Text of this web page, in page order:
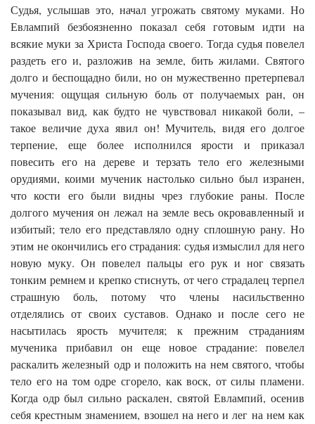
Судья, услышав это, начал угрожать святому муками. Но
Евлампий безбоязненно показал себя готовым идти на
всякие муки за Христа Господа своего. Тогда судья повелел
раздеть его и, разложив на земле, бить жилами. Святого
долго и беспощадно били, но он мужественно претерпевал
мучения: ощущая сильную боль от получаемых ран, он
показывал вид, как будто не чувствовал никакой боли, –
такое величие духа явил он! Мучитель, видя его долгое
терпение, еще более исполнился ярости и приказал
повесить его на дереве и терзать тело его железными
орудиями, коими мученик настолько сильно был изранен,
что кости его были видны чрез глубокие раны. После
долгого мучения он лежал на земле весь окровавленный и
избитый; тело его представляло одну сплошную рану. Но
этим не окончились его страдания: судья измыслил для него
новую муку. Он повелел пальцы его рук и ног связать
тонким ремнем и крепко стиснуть, от чего страдалец терпел
страшную боль, потому что члены насильственно
отделялись от своих суставов. Однако и после сего не
насытилась ярость мучителя; к прежним страданиям
мученика прибавил он еще новое страдание: повелел
раскалить железный одр и положить на нем святого, чтобы
тело его на том одре сгорело, как воск, от силы пламени.
Когда одр был сильно раскален, святой Евлампий, осенив
себя крестным знамением, взошел на него и лег на нем как